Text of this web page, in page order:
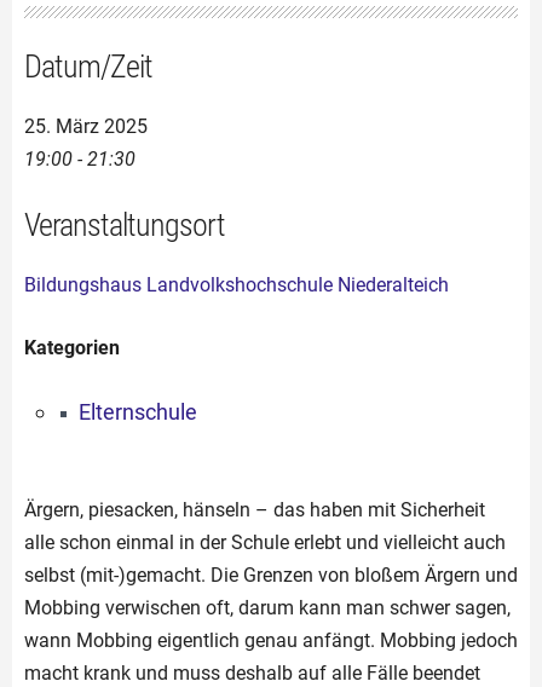
Datum/Zeit
25. März 2025
19:00 - 21:30
Veranstaltungsort
Bildungshaus Landvolkshochschule Niederalteich
Kategorien
Elternschule
Ärgern, piesacken, hänseln – das haben mit Sicherheit
alle schon einmal in der Schule erlebt und vielleicht auch
selbst (mit-)gemacht. Die Grenzen von bloßem Ärgern und
Mobbing verwischen oft, darum kann man schwer sagen,
wann Mobbing eigentlich genau anfängt. Mobbing jedoch
macht krank und muss deshalb auf alle Fälle beendet